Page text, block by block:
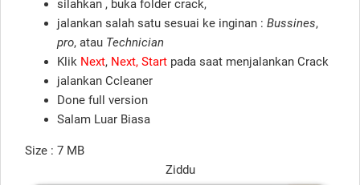
silahkan , buka folder crack,
jalankan salah satu sesuai ke inginan : Bussines,
pro, atau Technician
Klik Next, Next, Start pada saat menjalankan Crack
jalankan Ccleaner
Done full version
Salam Luar Biasa
Size : 7 MB
Ziddu